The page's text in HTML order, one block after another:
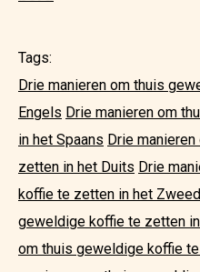
Tags:
Drie manieren om thuis
Engels Drie manieren om
in het Spaans Drie
zetten in het Duits Drie
koffie te zetten in het
geweldige koffie te zetten
om thuis geweldige koffie